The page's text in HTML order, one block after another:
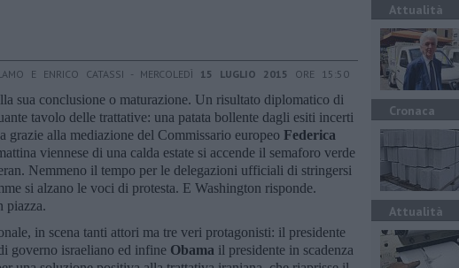
E ENRICO CATASSI - MERCOLEDÌ 15 LUGLIO 2015 ORE 15:50
sua conclusione o maturazione. Un risultato diplomatico di
tavolo delle trattative: una patata bollente dagli esiti incerti
grazie alla mediazione del Commissario europeo Federica
viennese di una calda estate si accende il semaforo verde
Nemmeno il tempo per le delegazioni ufficiali di stringersi
si alzano le voci di protesta. E Washington risponde.
piazza.
in scena tanti attori ma tre veri protagonisti: il presidente
governo israeliano ed infine Obama il presidente in scadenza
Attualità
Cronaca
Attualità